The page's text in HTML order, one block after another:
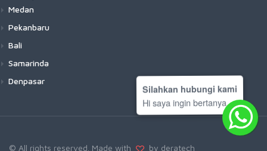
Medan
Pekanbaru
Bali
Samarinda
Denpasar
© All rights reserved. Made with by deratech
Silahkan hubungi kami
Hi saya ingin bertanya